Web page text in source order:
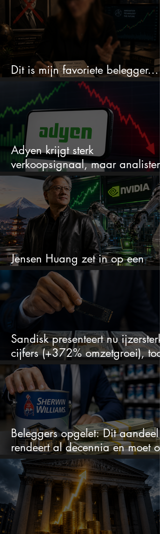
Dit is mijn favoriete belegger…
en het is niet Warren Buffett
Adyen krijgt sterk
verkoopsignaal, maar analisten
zien juist een koopkans
Jensen Huang zet in op een
aandeel dat bijna niemand kent
Sandisk presenteert nu
cijfers (+372% omzetgroei), toch
zakt het aandeel weg
Beleggers opgelet: Dit aandeel
rendeert al decennia en moet op
je watchlist staan!